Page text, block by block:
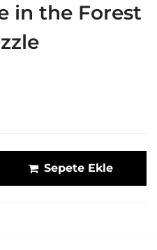
in the Forest
Sepete Ekle